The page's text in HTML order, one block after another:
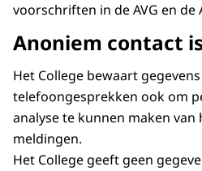
voorschriften in de AVG en de
Anoniem contact
Het College bewaart
telefoongesprekken ook om
analyse te kunnen maken van
meldingen.
Het College geeft geen